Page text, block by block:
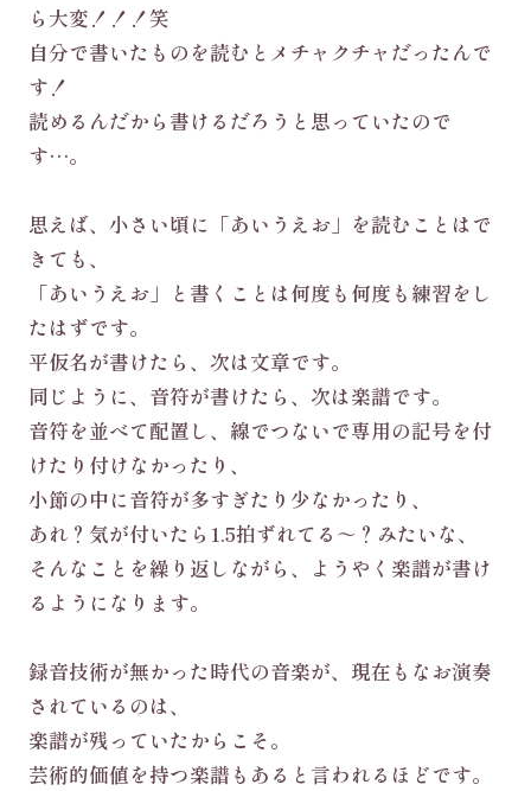
ら大変！！！笑
自分で書いたものを読むとメチャクチャだったんで
す！
読めるんだから書けるだろうと思っていたので
す…。
思えば、小さい頃に「あいうえお」を読むことはで
きても、
「あいうえお」と書くことは何度も何度も練習をし
たはずです。
平仮名が書けたら、次は文章です。
同じように、音符が書けたら、次は楽譜です。
音符を並べて配置し、線でつないで専用の記号を付
けたり付けなかったり、
小節の中に音符が多すぎたり少なかったり、
あれ？気が付いたら1.5拍ずれてる～？みたいな、
そんなことを繰り返しながら、ようやく楽譜が書け
るようになります。
録音技術が無かった時代の音楽が、現在もなお演奏
されているのは、
楽譜が残っていたからこそ。
芸術的価値を持つ楽譜もあると言われるほどです。